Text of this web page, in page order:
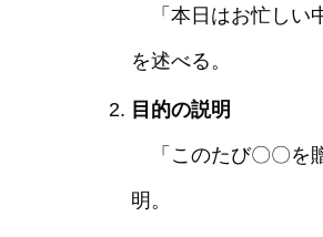
「本日はお忙しい
を述べる。
目的の説明
「このたび〇〇を
明。